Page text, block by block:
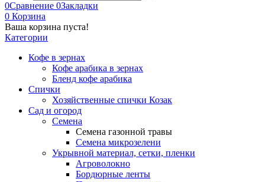
0Сравнение 0Закладки
0 Корзина
Ваша корзина пуста!
Категории
Кофе в зернах
Кофе арабика в зернах
Бленд кофе арабика
Спички
Хозяйственные спички Козак
Сад и огород
Семена
Семена газонной травы
Семена микрозелени
Укрывной материал, сетки, пленки
Агроволокно
Бордюрные ленты